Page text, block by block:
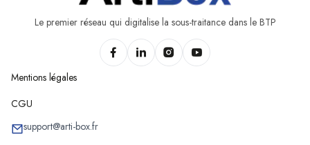
Le premier réseau qui digitalise la sous-traitance dans le BTP
Mentions légales
CGU
support@arti-box.fr